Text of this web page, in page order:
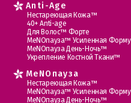
Anti-Age
Нестареющая Кожа™
40+ Anti-age
Для Волос™ Форте
МеNOпауза™ Усиленная
МеNOпауза День-Ночь™
Укрепление Костной Ткани™
MеNOпауза
Нестареющая Кожа™
МеNOпауза™ Усиленная
МеNOпауза День-Ночь™